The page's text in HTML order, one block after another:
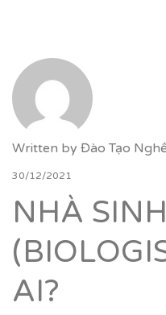
Written by Đào Tạo
30/12/2021
NHÀ
AI?